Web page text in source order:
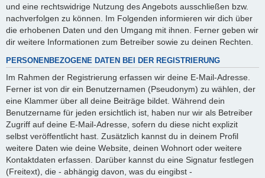
und eine rechtswidrige Nutzung des Angebots ausschließen bzw.
nachverfolgen zu können. Im Folgenden informieren wir dich über
die erhobenen Daten und den Umgang mit ihnen. Ferner geben wir
dir weitere Informationen zum Betreiber sowie zu deinen Rechten.
PERSONENBEZOGENE DATEN BEI DER REGISTRIERUNG
Im Rahmen der Registrierung erfassen wir deine E-Mail-Adresse.
Ferner ist von dir ein Benutzernamen (Pseudonym) zu wählen, der
eine Klammer über all deine Beiträge bildet. Während dein
Benutzername für jeden ersichtlich ist, haben nur wir als Betreiber
Zugriff auf deine E-Mail-Adresse, sofern du diese nicht explizit
selbst veröffentlicht hast. Zusätzlich kannst du in deinem Profil
weitere Daten wie deine Website, deinen Wohnort oder weitere
Kontaktdaten erfassen. Darüber kannst du eine Signatur festlegen
(Freitext), die - abhängig davon, was du eingibst -